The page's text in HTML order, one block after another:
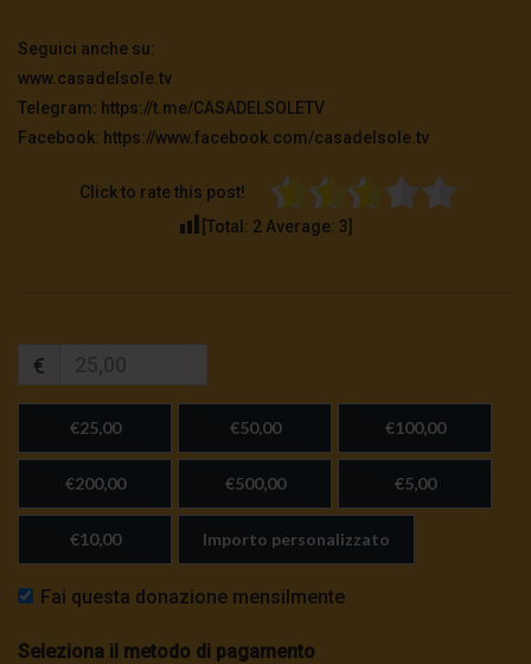
Seguici anche su:
www.casadelsole.tv
Telegram: https://t.me/CASADELSOLETV
Facebook: https://www.facebook.com/casadelsole.tv
Click to rate this post!
[Total: 2 Average: 3
€
€25,00 €50,00 €100,00
€200,00 €500,00 €5,00
€10,00 Importo personalizzato
Fai questa donazione mensilmente
Seleziona il metodo di pagamento